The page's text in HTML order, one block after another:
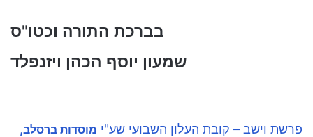
בברכת התורה וכטו"ס
שמעון יוסף הכהן ויזנפלד
פרשת וישב – קובת העלון השבועי שע"י מוסדות ברסלב,